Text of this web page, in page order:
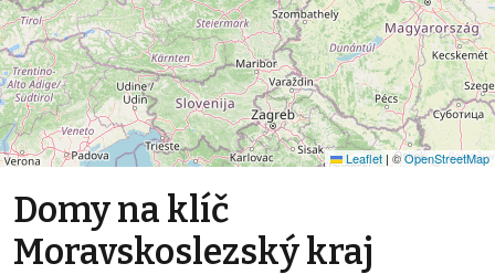
Leaflet | ©OpenStreetMap
Domy na klíč
Moravskoslezský kraj